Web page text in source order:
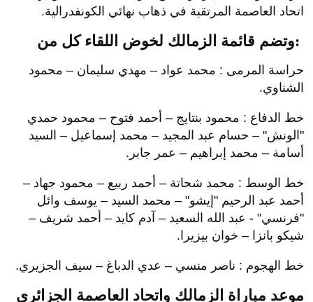
اتحاد العاصمة المرتقبة في ذهاب نهائي الكونفدرالية.
وتضم قائمة الزمالك لخوض اللقاء كل من:
حراسة المرمى : محمد عواد – مهدي سليمان – محمود
الشناوي.
خط الدفاع : محمود بنتايج – أحمد فتوح – محمود حمدي
"الونش" – حسام عبد المجيد – محمد إسماعيل – السيد
أسامة – محمد إبراهيم – عمر جابر.
خط الوسط : محمد شحاتة – أحمد ربيع – محمود جهاد –
أحمد عبد الرحيم "إيشو" – محمد السيد – يوسف وائل
"فرنسي" - عبد الله السعيد – آدم كايد – أحمد شريف –
شيكو بانزا – خوان بيزيرا.
خط الهجوم : ناصر منسي – عدي الدباغ – سيف الجزيري.
موعد مباراة الزمالك واتحاد العاصمة الجزائري